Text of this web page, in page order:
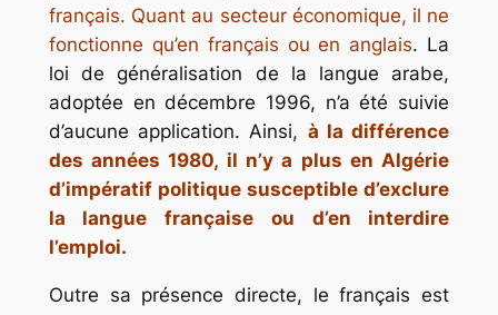
français. Quant au secteur économique, il ne
fonctionne qu’en français ou en anglais. La
loi de généralisation de la langue arabe,
adoptée en décembre 1996, n’a été suivie
d’aucune application. Ainsi, à la différence
des années 1980, il n’y a plus en Algérie
d’impératif politique susceptible d’exclure
la langue française ou d’en interdire
l’emploi.
Outre sa présence directe, le français est